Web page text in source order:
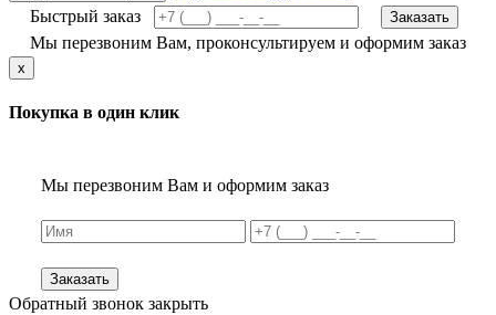
Быстрый заказ
Заказать
Мы перезвоним Вам, проконсультируем и оформим заказ
x
Покупка в один клик
Мы перезвоним Вам и оформим заказ
Заказать
Обратный звонок закрыть